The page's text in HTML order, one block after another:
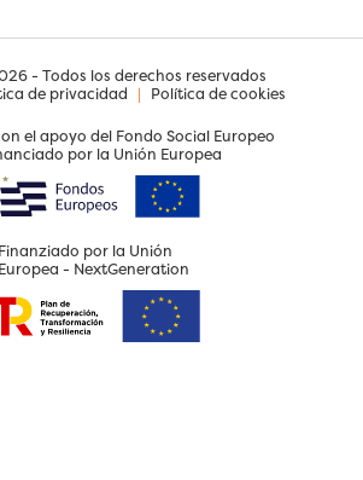
- Todos los derechos reservados
de privacidad | Política de cookies
el apoyo del Fondo Social Europeo
por la Unión Europea
Finanziado por la Unión
Europea - NextGeneration